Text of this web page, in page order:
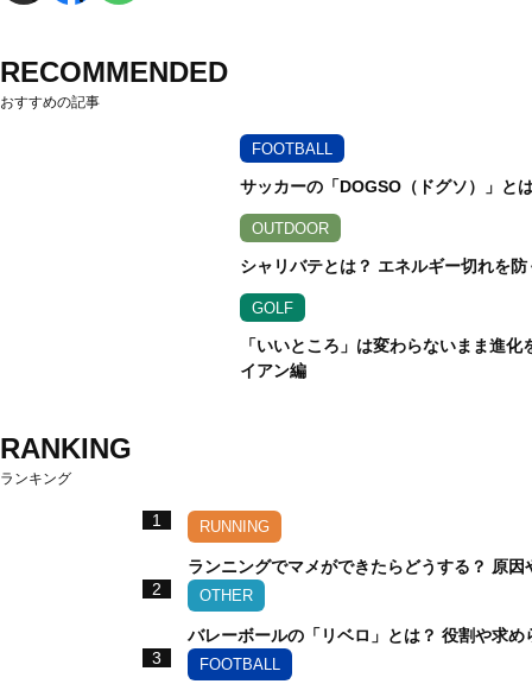
RECOMMENDED
おすすめの記事
FOOTBALL
サッカーの「DOGSO（ドグソ）」と
OUTDOOR
シャリバテとは？ エネルギー切れを
GOLF
「いいところ」は変わらないまま進
イアン編
RANKING
ランキング
1 RUNNING
ランニングでマメができたらどうする？ 原
2
OTHER
バレーボールの「リベロ」とは？ 役割や求め
3
FOOTBALL